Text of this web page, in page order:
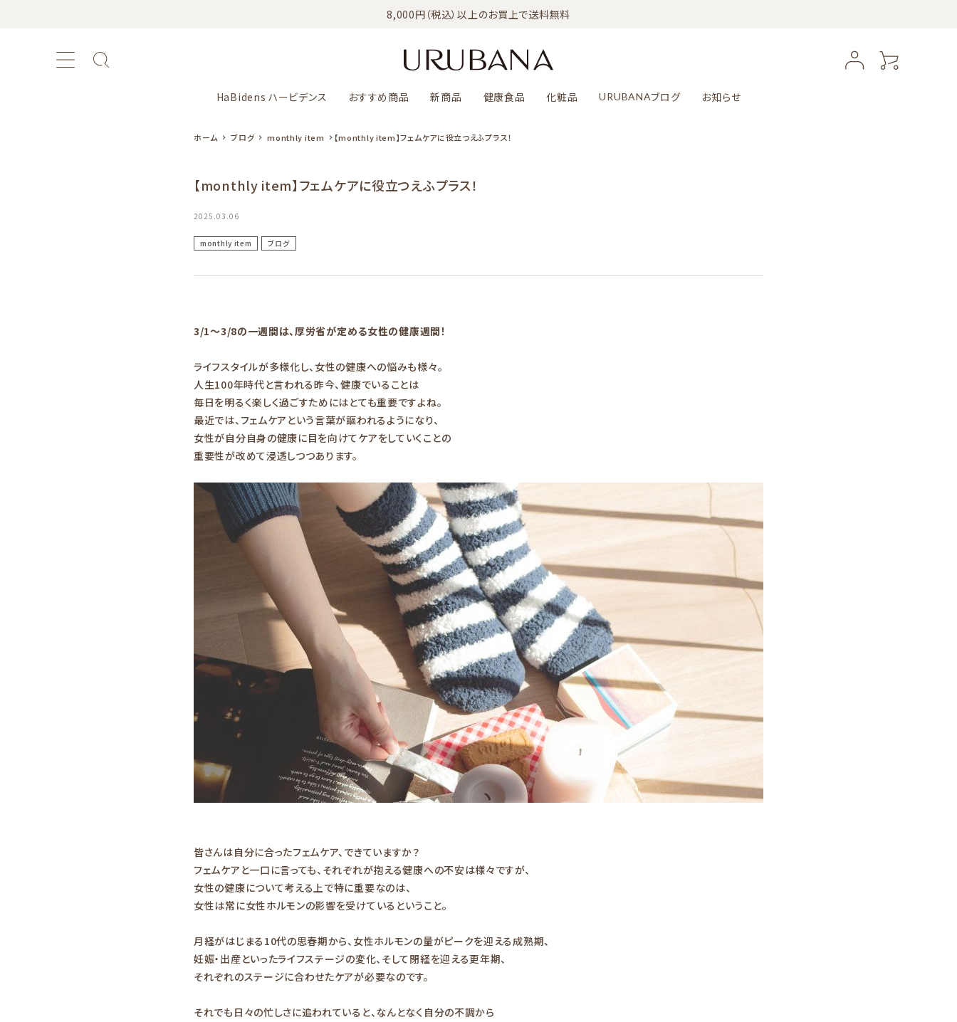
8,000円（税込）以上のお買上で送料無料
HaBidens ハービデンス おすすめ商品 新商品 健康食品 化粧品 URUBANAブログ お知らせ
ホーム ブログ monthly item 【monthly item】フェムケアに役立つえふプラス！
【monthly item】フェムケアに役立つえふプラス！
2025.03.06
monthly item ブログ
3/1～3/8の一週間は、厚労省が定める女性の健康週間！
ライフスタイルが多様化し、女性の健康への悩みも様々。
人生100年時代と言われる昨今、健康でいることは
毎日を明るく楽しく過ごすためにはとても重要ですよね。
最近では、フェムケアという言葉が謳われるようになり、
女性が自分自身の健康に目を向けてケアをしていくことの
重要性が改めて浸透しつつあります。
皆さんは自分に合ったフェムケア、できていますか？
フェムケアと一口に言っても、それぞれが抱える健康への不安は様々ですが、
女性の健康について考える上で特に重要なのは、
女性は常に女性ホルモンの影響を受けているということ。
月経がはじまる10代の思春期から、女性ホルモンの量がピークを迎える成熟期、
妊娠・出産といったライフステージの変化、そして閉経を迎える更年期、
それぞれのステージに合わせたケアが必要なのです。
それでも日々の忙しさに追われていると、なんとなく自分の不調から